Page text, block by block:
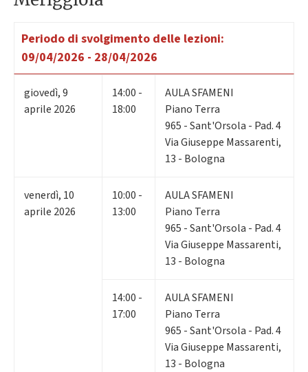
Periodo di svolgimento delle lezioni:
09/04/2026 - 28/04/2026
giovedì,9
aprile 2026
14:00 -
18:00
AULA SFAMENI
Piano Terra
965 - Sant'Orsola - Pad. 4
Via Giuseppe Massarenti,
13 - Bologna
venerdì, 10
aprile 2026
10:00 -
13:00
AULA SFAMENI
Piano Terra
965 - Sant'Orsola - Pad. 4
Via Giuseppe Massarenti,
13 - Bologna
14:00 -
17:00
AULA SFAMENI
Piano Terra
965 - Sant'Orsola - Pad. 4
Via Giuseppe Massarenti,
13 - Bologna